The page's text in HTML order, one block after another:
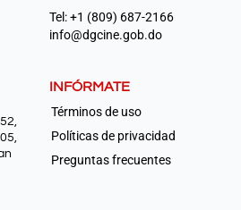
Tel: +1 (809) 687-2166
info@dgcine.gob.do
INFÓRMATE
Términos de uso
Políticas de privacidad
Preguntas frecuentes